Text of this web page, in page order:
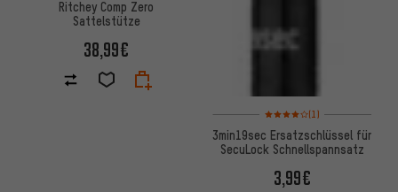
Ritchey Comp Zero
Sattelstütze
38,99€
Bewertungen: 4 von 5
(1)
3min19sec Ersatzschlüssel für
SecuLock Schnellspannsatz
3,99€